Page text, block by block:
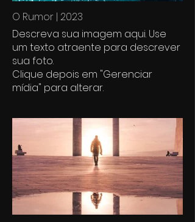
O Rumor | 2023
Descreva sua imagem aqui. Use
um texto atraente para descrever
sua foto.
Clique depois em "Gerenciar
mídia" para alterar.